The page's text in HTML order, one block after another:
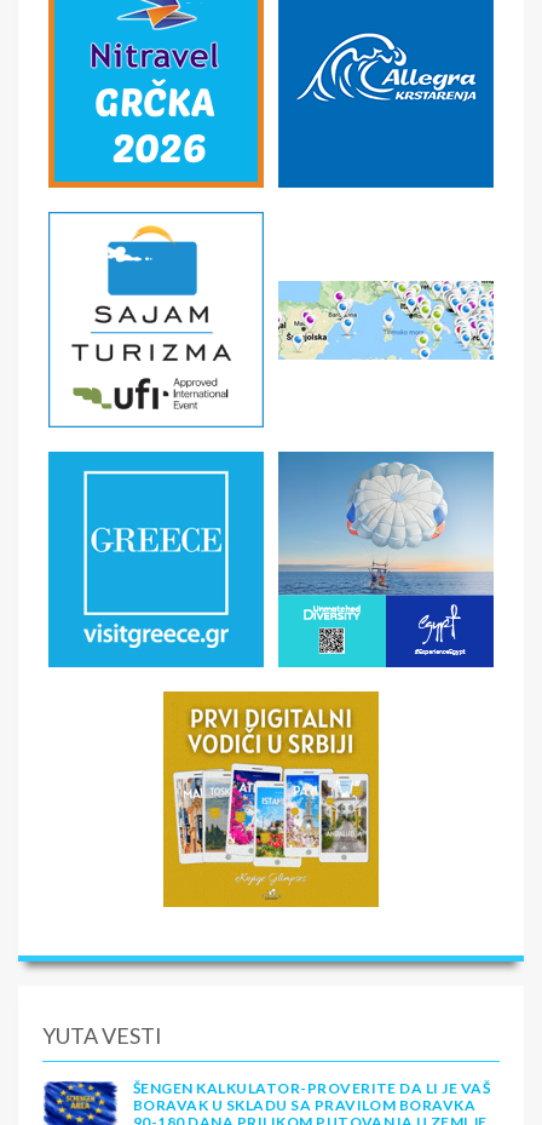
YUTA VESTI
ŠENGEN KALKULATOR-PROVERITE DA LI JE VAŠ
BORAVAK U SKLADU SA PRAVILOM BORAVKA